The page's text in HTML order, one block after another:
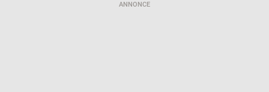
ANNONCE